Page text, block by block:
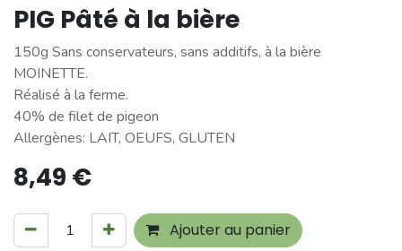
PIG Pâté à la bière
150g Sans conservateurs, sans additifs, à la bière
MOINETTE.
Réalisé à la ferme.
40% de filet de pigeon
Allergènes: LAIT, OEUFS, GLUTEN
8,49 €
Ajouter au panier